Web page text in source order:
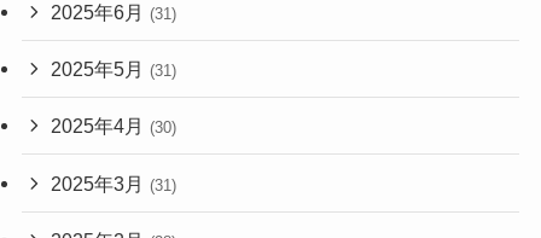
2025年6月 (31)
2025年5月 (31)
2025年4月 (30)
2025年3月 (31)